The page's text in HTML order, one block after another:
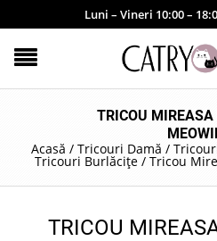
Luni – Vineri 10:00 –
TRICOU MIREASA
Acasă / Tricouri Damă /
Tricouri Burlăcițe / Tricou
TRICOU